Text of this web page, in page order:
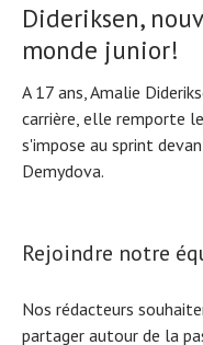
Dideriksen,
monde junior!
A 17 ans, Amalie
carrière, elle remporte
s'impose au sprint
Demydova.
Rejoindre notre
Nos rédacteurs
partager autour de la